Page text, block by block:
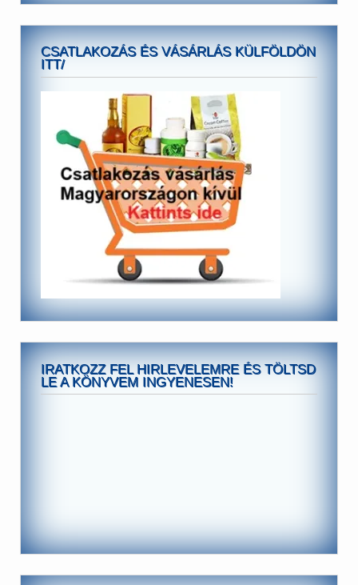
CSATLAKOZÁS ÉS VÁSÁRLÁS KÜLFÖLDÖN
ITT/
IRATKOZZ FEL HIRLEVELEMRE ÉS TÖLTSD
LE A KÖNYVEM INGYENESEN!